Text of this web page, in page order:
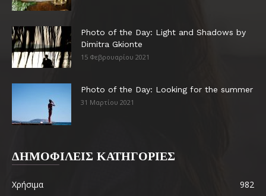
Photo of the Day: Light and Shadows by
Dimitra Gkionte
15 Φεβρουαρίου 2021
Photo of the Day: Looking for the summer
31 Μαρτίου 2021
ΔΗΜΟΦΙΛΕΙΣ ΚΑΤΗΓΟΡΙΕΣ
Χρήσιμα
982